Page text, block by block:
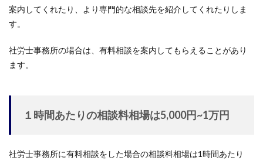
案内してくれたり、より専門的な相談先を紹介してくれたりしま
す。
社労士事務所の場合は、有料相談を案内してもらえることがあり
ます。
１時間あたりの相談料相場は5,000円~1万円
社労士事務所に有料相談をした場合の相談料相場は1時間あたり